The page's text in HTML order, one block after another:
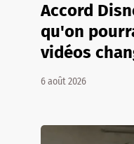
Accord
qu'on
vidéos
6 août 2026